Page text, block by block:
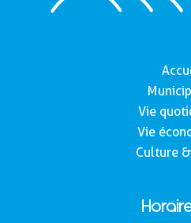
Vie
Vie
Culture